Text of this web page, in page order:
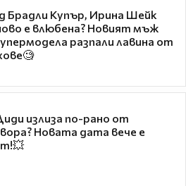
Брадли Купър, Ирина Шейк
е влюбена? Новият мъж
разпали лавина от
излиза по-рано от
Новата дата вече е